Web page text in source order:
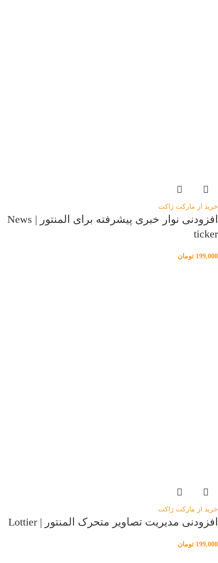
خرید از مارکت ژاکت
افزودنی نوار خبری پیشرفته برای المنتور | News
ticker
199,000 تومان
خرید از مارکت ژاکت
افزودنی مدیریت تصاویر متحرک المنتور | Lottier
199,000 تومان